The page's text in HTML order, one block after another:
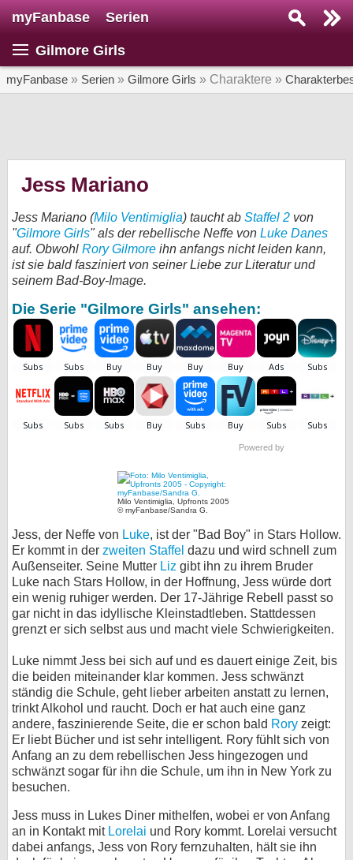
myFanbase Serien
Gilmore Girls
myFanbase » Serien » Gilmore Girls » Charaktere »
Jess Mariano
Jess Mariano (Milo Ventimiglia) taucht ab Staffel 2 von
"Gilmore Girls" als der rebellische Neffe von Luke Danes
auf. Obwohl Rory Gilmore ihn anfangs nicht leiden kann,
ist sie bald fasziniert von seiner Liebe zur Literatur und
seinem Bad-Boy-Image.
Die Serie "Gilmore Girls" ansehen:
Powered by
Milo Ventimiglia, Upfronts 2005
© myFanbase/Sandra G.
Jess, der Neffe von Luke, ist der "Bad Boy" in Stars Hollow.
Er kommt in der zweiten Staffel dazu und wird schnell zum
Außenseiter. Seine Mutter Liz gibt ihn zu ihrem Bruder
Luke nach Stars Hollow, in der Hoffnung, Jess würde dort
ein wenig ruhiger werden. Der 17-Jährige Rebell passt so
gar nicht in das idyllische Kleinstadtleben. Stattdessen
grenzt er sich selbst aus und macht viele Schwierigkeiten.
Luke nimmt Jess bei sich auf und es dauert einige Zeit, bis
die beiden miteinander klar kommen. Jess schwänzt
ständig die Schule, geht lieber arbeiten anstatt zu lernen,
trinkt Alkohol und raucht. Doch er hat auch eine ganz
andere, faszinierende Seite, die er schon bald Rory zeigt:
Er liebt Bücher und ist sehr intelligent. Rory fühlt sich von
Anfang an zu dem rebellischen Jess hingezogen und
schwänzt sogar für ihn die Schule, um ihn in New York zu
besuchen.
Jess muss in Lukes Diner mithelfen, wobei er von Anfang
an in Kontakt mit Lorelai und Rory kommt. Lorelai versucht
dabei anfangs, Jess von Rory fernzuhalten, hält sie ihn
SERIEN
KULTUR
Specials
Gewinnspiele
Forum
bei X
bei Facebook
Nutzungsbedingungen
Datenschutz
Cookie-Einstellungen
Impressum
Desktop-Ansicht